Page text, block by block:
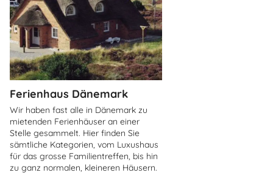
Ferienhaus Dänemark
Wir haben fast alle in Dänemark zu
mietenden Ferienhäuser an einer
Stelle gesammelt. Hier finden Sie
sämtliche Kategorien, vom Luxushaus
für das grosse Familientreffen, bis hin
zu ganz normalen, kleineren Häusern.